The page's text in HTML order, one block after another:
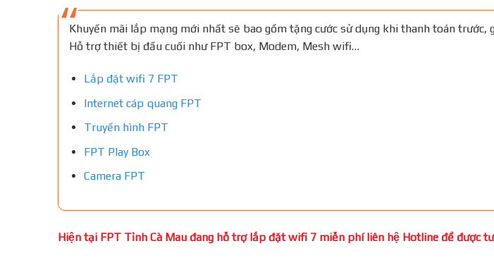
Khuyến mãi lắp mạng mới nhất sẽ bao gồm tặng cước sử dụng khi thanh toán trước,
Hỗ trợ thiết bị đầu cuối như FPT box, Modem, Mesh wifi…
Lắp đặt wifi 7 FPT
Internet cáp quang FPT
Truyền hình FPT
FPT Play Box
Camera FPT
Hiện tại FPT Tỉnh Cà Mau đang hỗ trợ lắp đặt wifi 7 miễn phí liên hệ Hotline để được